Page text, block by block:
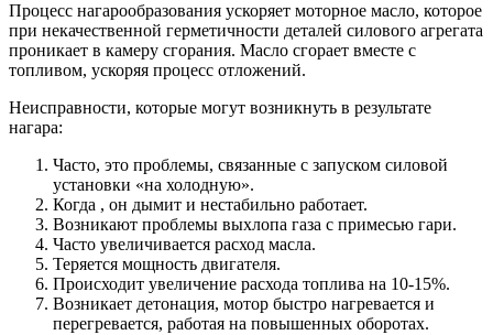
Процесс нагарообразования ускоряет моторное масло, которое
при некачественной герметичности деталей силового агрегата
проникает в камеру сгорания. Масло сгорает вместе с
топливом, ускоряя процесс отложений.
Неисправности, которые могут возникнуть в результате
нагара:
Часто, это проблемы, связанные с запуском силовой
установки «на холодную».
Когда , он дымит и нестабильно работает.
Возникают проблемы выхлопа газа с примесью гари.
Часто увеличивается расход масла.
Теряется мощность двигателя.
Происходит увеличение расхода топлива на 10-15%.
Возникает детонация, мотор быстро нагревается и
перегревается, работая на повышенных оборотах.